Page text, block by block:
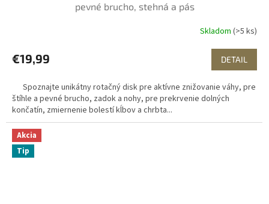
pevné brucho, stehná a pás
Skladom (>5 ks)
€19,99 DETAIL
Spoznajte unikátny rotačný disk pre aktívne znižovanie váhy, pre
štíhle a pevné brucho, zadok a nohy, pre prekrvenie dolných
končatín, zmiernenie bolestí kĺbov a chrbta...
Akcia
Tip